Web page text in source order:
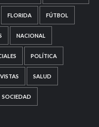
FLORIDA FÚTBOL
NACIONAL
POLÍTICA
SALUD
SOCIEDAD